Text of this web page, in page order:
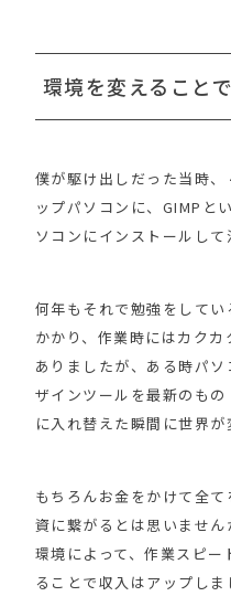
環境を変えること
僕が駆け出しだった当時
ップパソコンに、GIMPと
ソコンにインストールして
何年もそれで勉強をして
かかり、作業時にはカク
ありましたが、ある時パ
ザインツールを最新のも
に入れ替えた瞬間に世界が
もちろんお金をかけて全
資に繋がるとは思いませ
環境によって、作業スピ
ることで収入はアップしま